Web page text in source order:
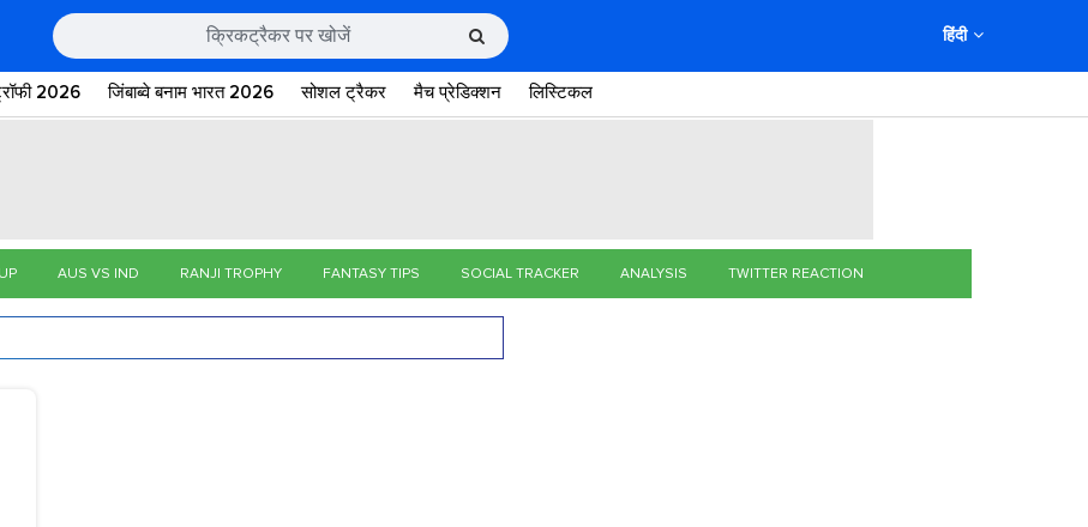
हिंदी
2026 जिंबाब्वे बनाम भारत 2026 सोशल ट्रैकर मैच प्रेडिक्शन लिस्टिकल
AUS VS IND RANJI TROPHY FANTASY TIPS SOCIAL TRACKER ANALYSIS TWITTER REACTION